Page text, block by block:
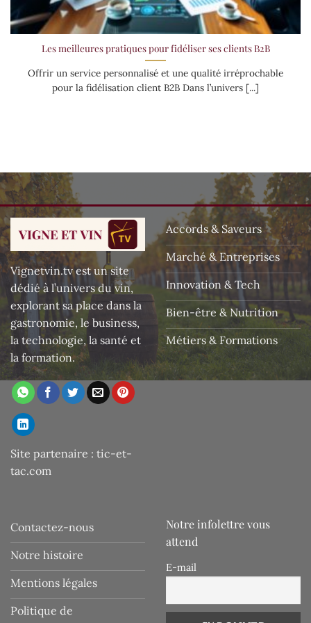
Les meilleures pratiques pour fidéliser ses clients B2B
Offrir un service personnalisé et une qualité irréprochable
pour la fidélisation client B2B Dans l’univers [...]
Vignetvin.tv est un site
dédié à l’univers du vin,
explorant sa place dans la
gastronomie, le business,
la technologie, la santé et
la formation.
Site partenaire : tic-et-
tac.com
Accords & Saveurs
Marché & Entreprises
Innovation & Tech
Bien-être & Nutrition
Métiers & Formations
Contactez-nous
Notre histoire
Mentions légales
Politique de
Notre infolettre vous
attend
E-mail